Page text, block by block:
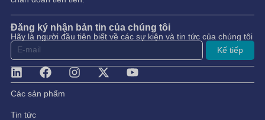
Đăng ký nhận bản tin của chúng tôi
Hãy là người đầu tiên biết về các sự kiện và tin tức của chúng tôi
Kế tiếp
Các sản phẩm
Tin tức